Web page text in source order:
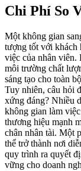
Chi Phí So
Một không gian
tượng tốt với khách
việc của nhân
môi trường chất
sáng tạo cho toàn
Tuy nhiên, câu hỏi
xứng đáng? Nhiều
không gian làm
thương hiệu mạnh
chân nhân tài. Một
thể trở thành nơi
quy trình ra quyết
vững cho doanh